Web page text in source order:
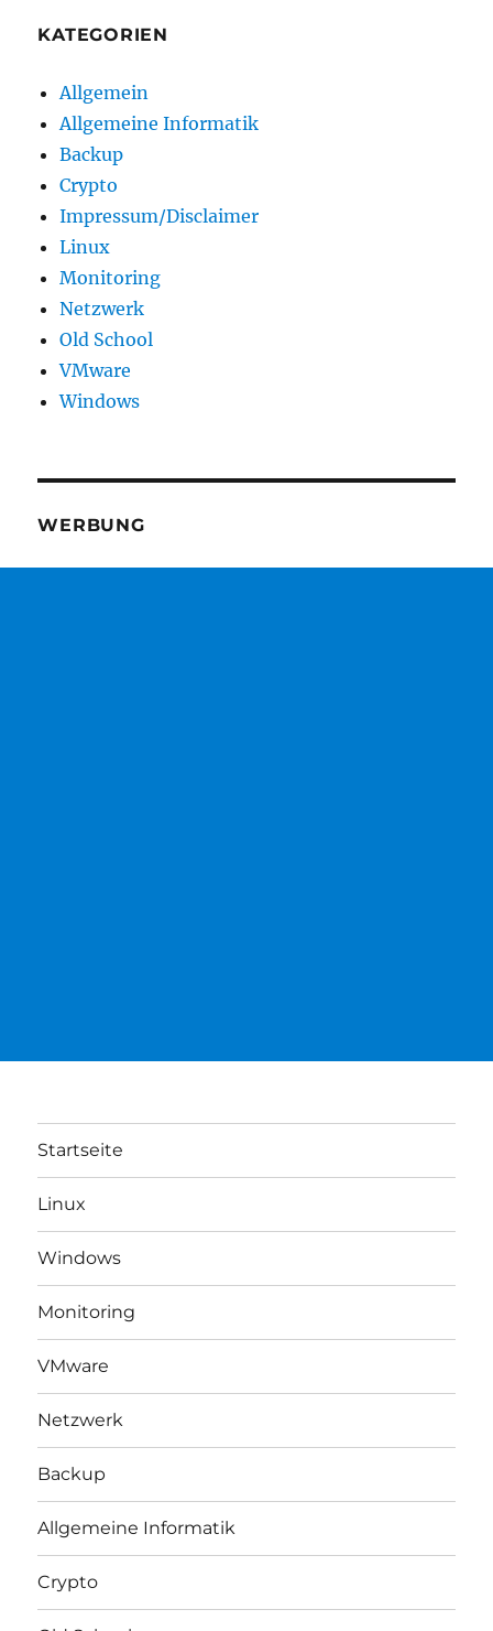
KATEGORIEN
Allgemein
Allgemeine Informatik
Backup
Crypto
Impressum/Disclaimer
Linux
Monitoring
Netzwerk
Old School
VMware
Windows
WERBUNG
Startseite
Linux
Windows
Monitoring
VMware
Netzwerk
Backup
Allgemeine Informatik
Crypto